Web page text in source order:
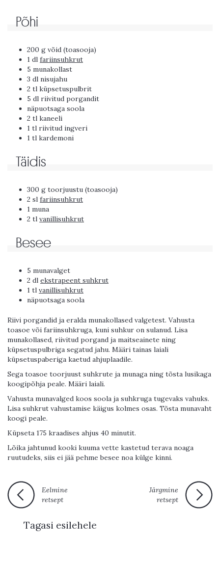
Põhi
200 g võid (toasooja)
1 dl fariinsuhkrut
5 munakollast
3 dl nisujahu
2 tl küpsetuspulbrit
5 dl riivitud porgandit
näpuotsaga soola
2 tl kaneeli
1 tl riivitud ingveri
1 tl kardemoni
Täidis
300 g toorjuustu (toasooja)
2 sl fariinsuhkrut
1 muna
2 tl vanillisuhkrut
Besee
5 munavalget
2 dl ekstrapeent suhkrut
1 tl vanillisuhkrut
näpuotsaga soola
Riivi porgandid ja eralda munakollased valgetest. Vahusta
toasoe või fariinsuhkruga, kuni suhkur on sulanud. Lisa
munakollased, riivitud porgand ja maitseainete ning
küpsetuspulbriga segatud jahu. Määri tainas laiali
küpsetuspaberiga kaetud ahjuplaadile.
Sega toasoe toorjuust suhkrute ja munaga ning tõsta lusikaga
koogipõhja peale. Määri laiali.
Vahusta munavalged koos soola ja suhkruga tugevaks vahuks.
Lisa suhkrut vahustamise käigus kolmes osas. Tõsta munavaht
koogi peale.
Küpseta 175 kraadises ahjus 40 minutit.
Lõika jahtunud kooki kuuma vette kastetud terava noaga
ruutudeks, siis ei jää pehme besee noa külge kinni.
Eelmine
retsept
Järgmine
retsept
Tagasi esilehele